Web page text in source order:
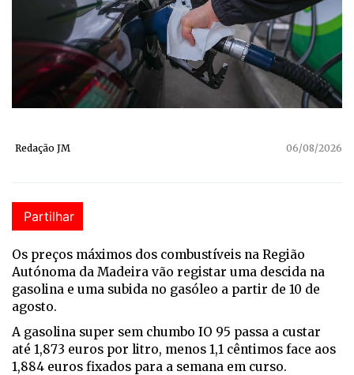
Redação JM 06/08/2026
Partilhar
Os preços máximos dos combustíveis na Região
Autónoma da Madeira vão registar uma descida na
gasolina e uma subida no gasóleo a partir de 10 de
agosto.
A gasolina super sem chumbo IO 95 passa a custar
até 1,873 euros por litro, menos 1,1 cêntimos face aos
1,884 euros fixados para a semana em curso.